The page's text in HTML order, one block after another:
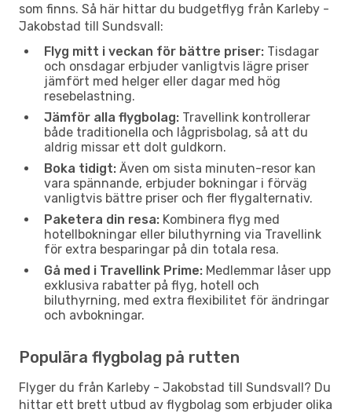
som finns. Så här hittar du budgetflyg från Karleby -
Jakobstad till Sundsvall:
Flyg mitt i veckan för bättre priser: Tisdagar
och onsdagar erbjuder vanligtvis lägre priser
jämfört med helger eller dagar med hög
resebelastning.
Jämför alla flygbolag: Travellink kontrollerar
både traditionella och lågprisbolag, så att du
aldrig missar ett dolt guldkorn.
Boka tidigt: Även om sista minuten-resor kan
vara spännande, erbjuder bokningar i förväg
vanligtvis bättre priser och fler flygalternativ.
Paketera din resa: Kombinera flyg med
hotellbokningar eller biluthyrning via Travellink
för extra besparingar på din totala resa.
Gå med i Travellink Prime: Medlemmar låser upp
exklusiva rabatter på flyg, hotell och
biluthyrning, med extra flexibilitet för ändringar
och avbokningar.
Populära flygbolag på rutten
Flyger du från Karleby - Jakobstad till Sundsvall? Du
hittar ett brett utbud av flygbolag som erbjuder olika